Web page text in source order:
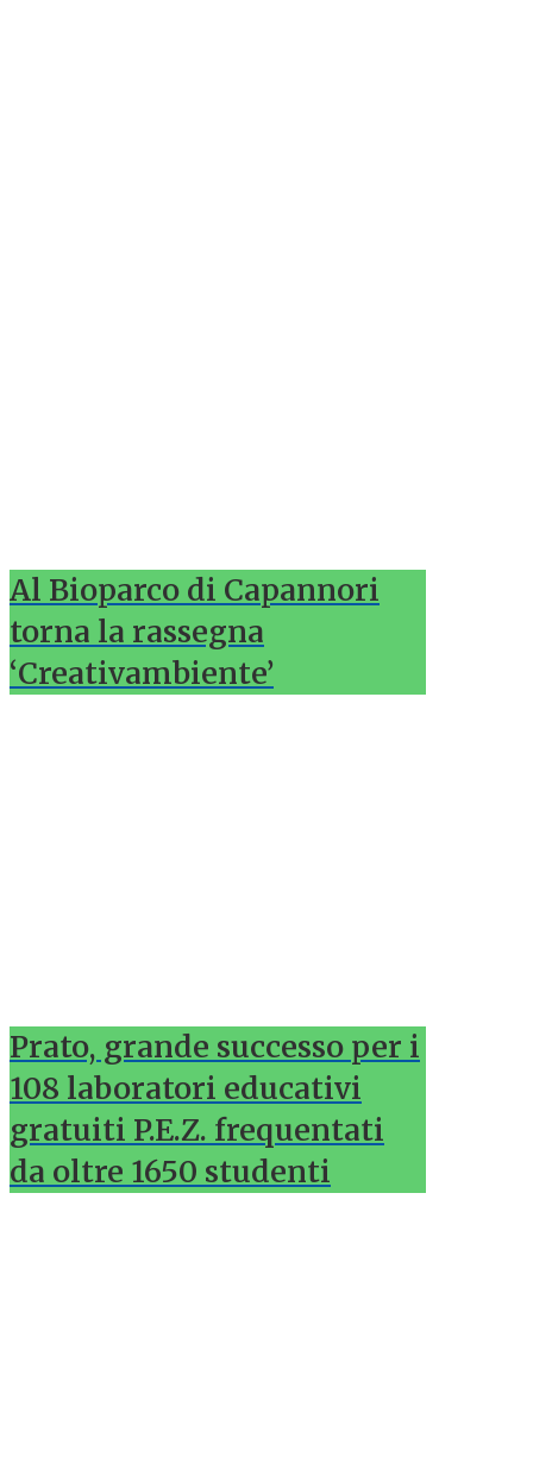
Al Bioparco di Capannori
torna la rassegna
‘Creativambiente’
Prato, grande successo per i
108 laboratori educativi
gratuiti P.E.Z. frequentati
da oltre 1650 studenti